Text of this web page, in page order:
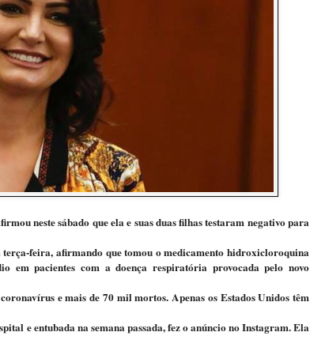
neste sábado que ela e suas duas filhas testaram negativo para
feira, afirmando que tomou o medicamento hidroxicloroquina
em pacientes com a doença respiratória provocada pelo novo
e mais de 70 mil mortos. Apenas os Estados Unidos têm
e entubada na semana passada, fez o anúncio no Instagram. Ela